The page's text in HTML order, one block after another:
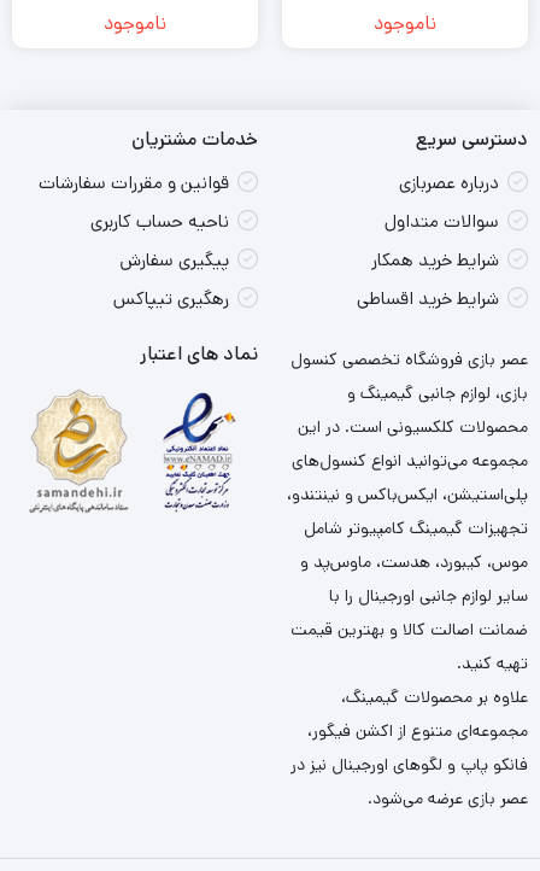
ناموجود ناموجود
دسترسی سریع
درباره عصربازی
سوالات متداول
شرایط خرید همکار
شرایط خرید اقساطی
خدمات مشتریان
قوانین و مقررات سفارشات
ناحیه حساب کاربری
پیگیری سفارش
رهگیری تیپاکس
عصر بازی فروشگاه تخصصی کنسول
بازی، لوازم جانبی گیمینگ و
محصولات کلکسیونی است. در این
مجموعه می‌توانید انواع کنسول‌های
پلی‌استیشن، ایکس‌باکس و نینتندو،
تجهیزات گیمینگ کامپیوتر شامل
موس، کیبورد، هدست، ماوس‌پد و
سایر لوازم جانبی اورجینال را با
ضمانت اصالت کالا و بهترین قیمت
تهیه کنید.
علاوه بر محصولات گیمینگ،
مجموعه‌ای متنوع از اکشن فیگور،
فانکو پاپ و لگوهای اورجینال نیز در
عصر بازی عرضه می‌شود.
نماد های اعتبار